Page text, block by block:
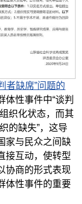
者缺席”问题的
性事件中“谈判
织化状态，而其
的缺失”，这导
家与民众之间缺
接互动，使转型
协商的形式表现
体性事件的重要